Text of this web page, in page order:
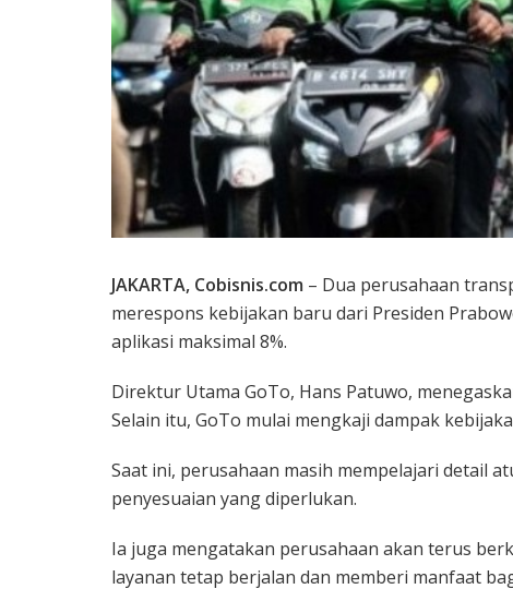
JAKARTA, Cobisnis.com – Dua perusahaan
merespons kebijakan baru dari Presiden
aplikasi maksimal 8%.
Direktur Utama GoTo, Hans Patuwo,
Selain itu, GoTo mulai mengkaji dampak
Saat ini, perusahaan masih mempelajari detail
penyesuaian yang diperlukan.
Ia juga mengatakan perusahaan akan terus
layanan tetap berjalan dan memberi manfaat